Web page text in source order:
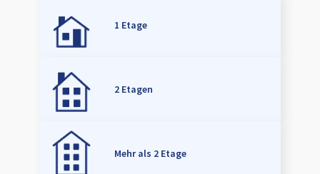
1 Etage
2 Etagen
Mehr als 2 Etage